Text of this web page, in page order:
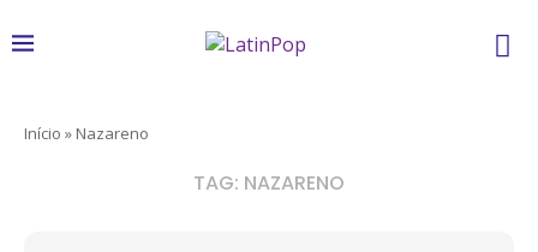
Início » Nazareno
TAG: NAZARENO